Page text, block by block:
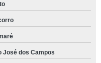
José dos Campos